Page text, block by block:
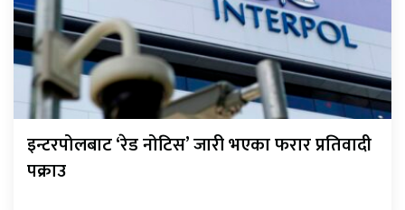
इन्टरपोलबाट ‘रेड नोटिस’ जारी भएका फरार प्रतिवादी
पक्राउ